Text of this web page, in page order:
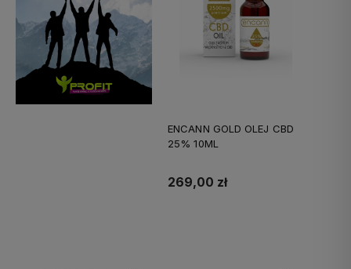
ENCANN GOLD OLEJ CBD
25% 10ML
269,00 zł